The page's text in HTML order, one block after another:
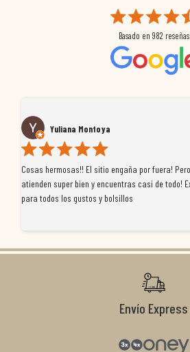
Basado en 982 reseñas
Yuliana Montoya
Cosas hermosas!! El sitio engaña por fuera!
atienden super bien y encuentras casi de todo!
para todos los gustos y bolsillos
Envío Express